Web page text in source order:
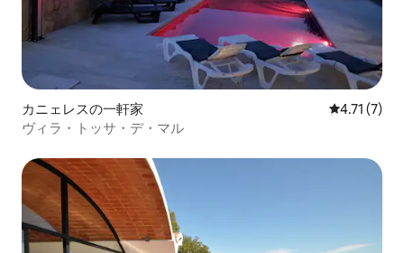
カニェレスの一軒家 レビュー7
4.71 (7)
ヴィラ・トッサ・デ・マル